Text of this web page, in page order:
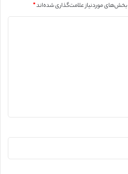
بخش‌های موردنیاز علامت‌گذاری شده‌اند*